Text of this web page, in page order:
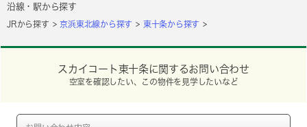
沿線・駅から探す
JRから探す 京浜東北線から探す 東十条から探す
スカイコート東十条に関するお問い合わせ
空室を確認したい、この物件を見学したいなど